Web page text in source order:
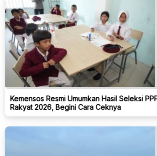
Kemensos Resmi Umumkan Hasil Seleksi
Rakyat 2026, Begini Cara Ceknya